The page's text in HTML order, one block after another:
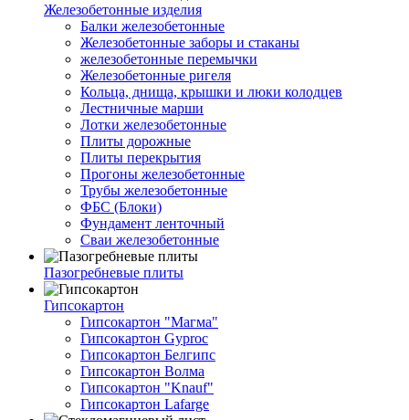
Железобетонные изделия
Балки железобетонные
Железобетонные заборы и стаканы
железобетонные перемычки
Железобетонные ригеля
Кольца, днища, крышки и люки колодцев
Лестничные марши
Лотки железобетонные
Плиты дорожные
Плиты перекрытия
Прогоны железобетонные
Трубы железобетонные
ФБС (Блоки)
Фундамент ленточный
Сваи железобетонные
Пазогребневые плиты
Гипсокартон
Гипсокартон "Магма"
Гипсокартон Gyproc
Гипсокартон Белгипс
Гипсокартон Волма
Гипсокартон "Knauf"
Гипсокартон Lafarge